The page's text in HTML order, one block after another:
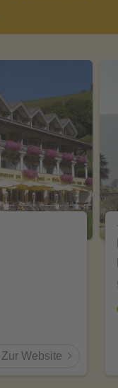
Zur Website